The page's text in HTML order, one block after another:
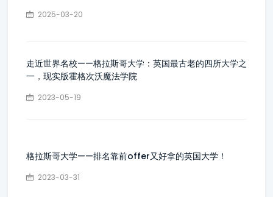
2025-03-20
走近世界名校——格拉斯哥大学：英国最古老的四所大学之
一，现实版霍格次沃魔法学院
2023-05-19
格拉斯哥大学——排名靠前offer又好拿的英国大学！
2023-03-31